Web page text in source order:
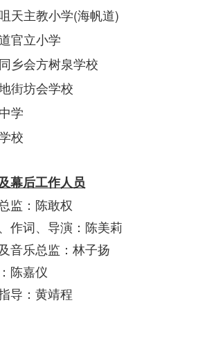
天主教小学(海帆道)
官立小学
乡会方树泉学校
街坊会学校
学
校
幕后工作人员
监：陈敢权
作词、导演：陈美莉
音乐总监：林子扬
陈嘉仪
导：黄靖程